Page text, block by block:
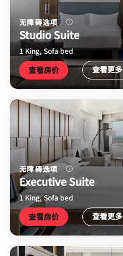
无障碍选项
Studio Suite
1 King, Sofa bed
查看房价 查看更多
无障碍选项
Executive Suite
1 King, Sofa bed
查看房价 查看更多